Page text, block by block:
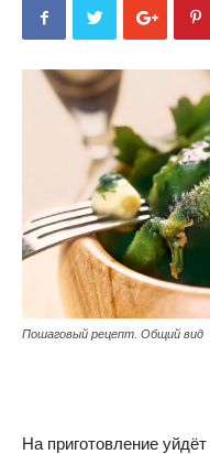
Пошаговый рецепт. Общий вид
На приготовление